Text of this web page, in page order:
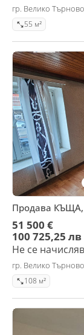
гр. Велико
55 м²
Продава КЪЩА,
51 500 €
100 725,25 лв
Не се
гр. Велико
108 м²